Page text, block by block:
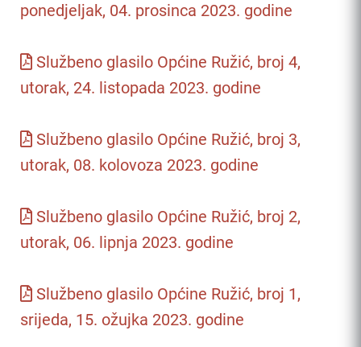
ponedjeljak, 04. prosinca 2023. godine
Službeno glasilo Općine Ružić, broj 4,
utorak, 24. listopada 2023. godine
Službeno glasilo Općine Ružić, broj 3,
utorak, 08. kolovoza 2023. godine
Službeno glasilo Općine Ružić, broj 2,
utorak, 06. lipnja 2023. godine
Službeno glasilo Općine Ružić, broj 1,
srijeda, 15. ožujka 2023. godine